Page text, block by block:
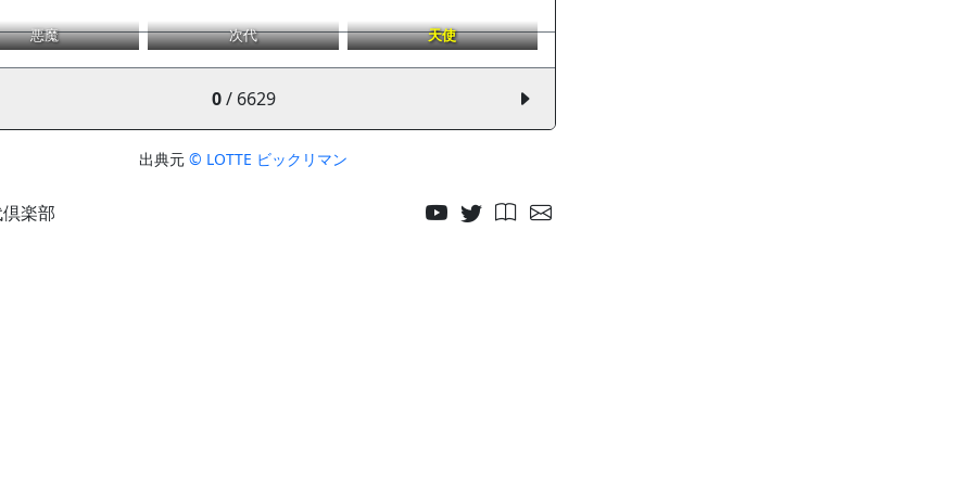
悪魔 次代 天使
0/ 6629
出典元 © LOTTE ビックリマン
楽部